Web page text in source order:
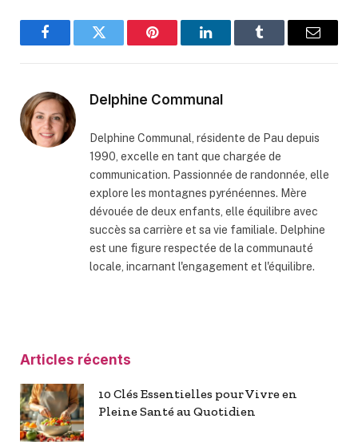
FacebookTwitter Pinterest LinkedInTumblr Email
Delphine Communal
Delphine Communal, résidente de Pau depuis
1990, excelle en tant que chargée de
communication. Passionnée de randonnée, elle
explore les montagnes pyrénéennes. Mère
dévouée de deux enfants, elle équilibre avec
succès sa carrière et sa vie familiale. Delphine
est une figure respectée de la communauté
locale, incarnant l'engagement et l'équilibre.
Articles récents
10 Clés Essentielles pour Vivre en
Pleine Santé au Quotidien